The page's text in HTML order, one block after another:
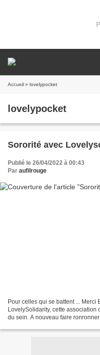
Accueil » lovelypocket
lovelypocket
Sororité avec
Publié le 26/04/2022 à 00:43
Par aufilrouge
Pour celles qui se battent ... Merci
LovelySolidarity, cette
du sein. A nouveau faire